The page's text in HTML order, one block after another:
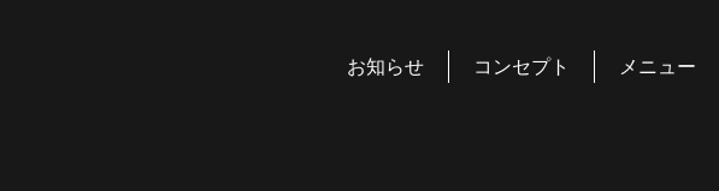
お知らせ コンセプト メニュー